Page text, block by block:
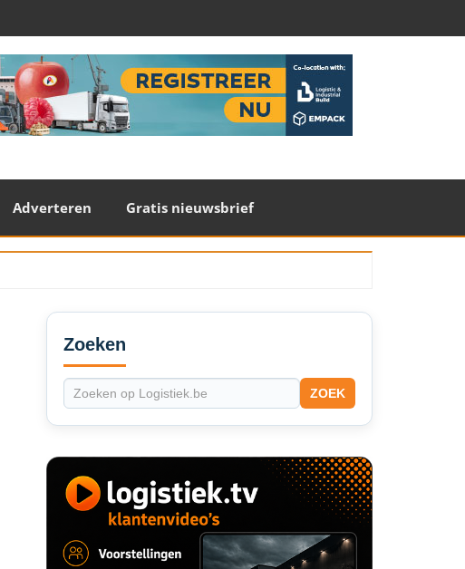
Adverteren Gratis nieuwsbrief
Secondary
Sidebar
Zoeken
ZOEK